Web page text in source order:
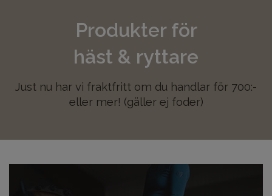
OUTLET 50%-70%
Produkter för
häst & ryttare
Just nu har vi fraktfritt om du handlar för 700:-
eller mer! (gäller ej foder)